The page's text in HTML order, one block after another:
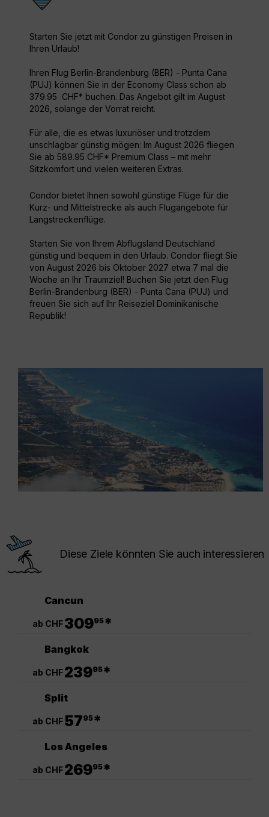
Starten Sie jetzt mit Condor zu günstigen Preisen in
Ihren Urlaub!
Ihren Flug Berlin-Brandenburg (BER) - Punta Cana
(PUJ) können Sie in der Economy Class schon ab
379.95 CHF* buchen. Das Angebot gilt im August
2026, solange der Vorrat reicht.
Für alle, die es etwas luxuriöser und trotzdem
unschlagbar günstig mögen: Im August 2026 fliegen
Sie ab 589.95 CHF* Premium Class – mit mehr
Sitzkomfort und vielen weiteren Extras.
Condor bietet Ihnen sowohl günstige Flüge für die
Kurz- und Mittelstrecke als auch Flugangebote für
Langstreckenflüge.
Starten Sie von Ihrem Abflugsland Deutschland
günstig und bequem in den Urlaub. Condor fliegt Sie
von August 2026 bis Oktober 2027 etwa 7 mal die
Woche an Ihr Traumziel! Buchen Sie jetzt den Flug
Berlin-Brandenburg (BER) - Punta Cana (PUJ) und
freuen Sie sich auf Ihr Reiseziel Dominikanische
Republik!
Diese Ziele könnten Sie auch interessieren
Cancun
ab CHF30995*
Bangkok
ab CHF23995*
Split
ab CHF5795*
Los Angeles
ab CHF26995*